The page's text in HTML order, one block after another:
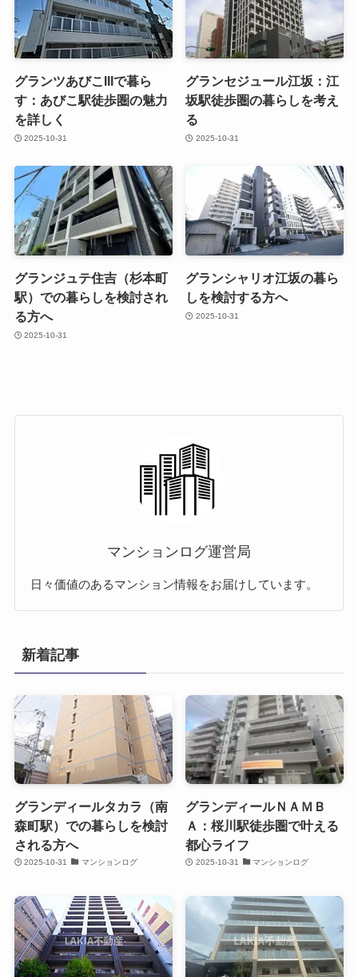
グランツあびこIIIで暮ら
す：あびこ駅徒歩圏の魅力
を詳しく
2025-10-31
グランセジュール江坂：江
坂駅徒歩圏の暮らしを考え
る
2025-10-31
グランジュテ住吉（杉本町
駅）での暮らしを検討され
る方へ
2025-10-31
グランシャリオ江坂の暮ら
しを検討する方へ
2025-10-31
マンションログ運営局
日々価値のあるマンション情報をお届けしています。
新着記事
グランディールタカラ（南
森町駅）での暮らしを検討
される方へ
2025-10-31 マンションログ
グランディールＮＡＭＢ
Ａ：桜川駅徒歩圏で叶える
都心ライフ
2025-10-31 マンションログ